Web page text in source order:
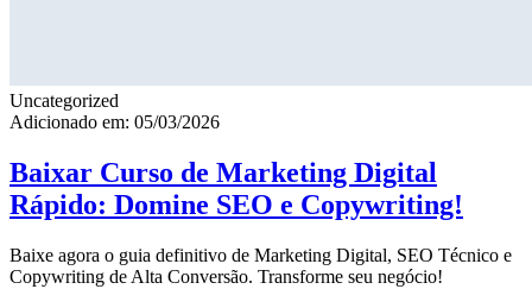
Uncategorized
Adicionado em: 05/03/2026
Baixar Curso de Marketing Digital
Rápido: Domine SEO e Copywriting!
Baixe agora o guia definitivo de Marketing Digital, SEO Técnico e
Copywriting de Alta Conversão. Transforme seu negócio!